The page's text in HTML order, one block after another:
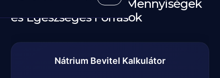
Kalkulátor + Ajánlott Mennyiségek
és Egészséges Források
Nátrium Bevitel Kalkulátor